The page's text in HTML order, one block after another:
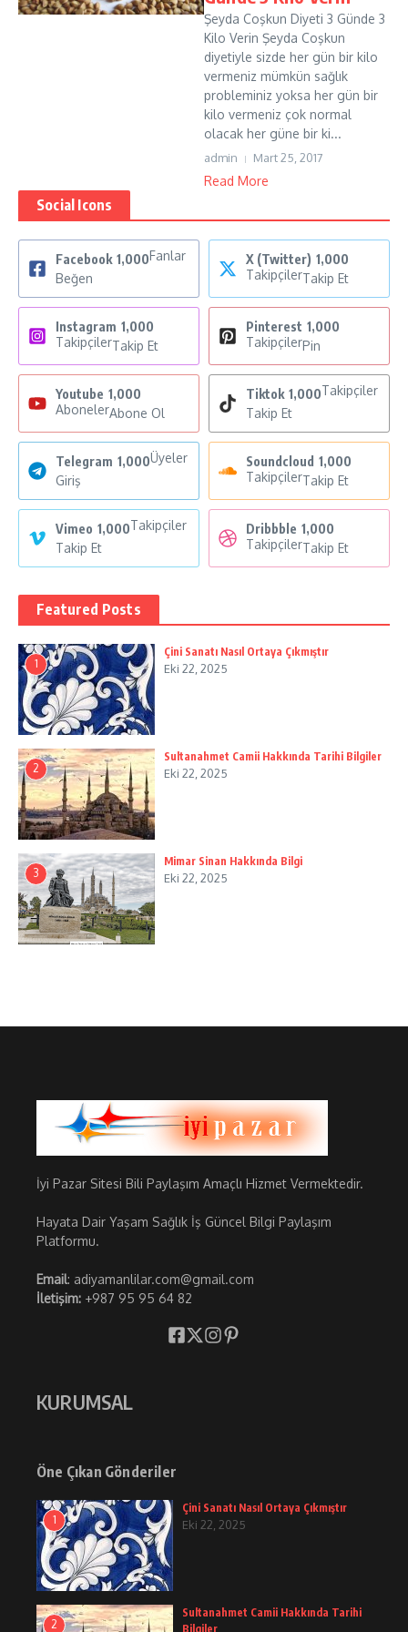
Şeyda Coşkun Diyeti 3 Günde 3
Kilo Verin Şeyda Coşkun
diyetiyle sizde her gün bir kilo
vermeniz mümkün sağlık
probleminiz yoksa her gün bir
kilo vermeniz çok normal
olacak her güne bir ki...
admin Mart 25, 2017
Read More
Social Icons
Facebook 1,000Fanlar
Beğen
X (Twitter) 1,000
TakipçilerTakip Et
Instagram 1,000
TakipçilerTakip Et
Pinterest 1,000
TakipçilerPin
Youtube 1,000
AbonelerAbone Ol
Tiktok 1,000Takipçiler
Takip Et
Telegram 1,000Üyeler
Giriş
Soundcloud 1,000
TakipçilerTakip Et
Vimeo 1,000Takipçiler
Takip Et
Dribbble 1,000
TakipçilerTakip Et
Featured Posts
1
Çini Sanatı Nasıl Ortaya Çıkmıştır
Eki 22, 2025
2
Sultanahmet Camii Hakkında Tarihi Bilgiler
Eki 22, 2025
3
Mimar Sinan Hakkında Bilgi
Eki 22, 2025
İyi Pazar Sitesi Bili Paylaşım Amaçlı Hizmet Vermektedir.
Hayata Dair Yaşam Sağlık İş Güncel Bilgi Paylaşım
Platformu.
Email: adiyamanlilar.com@gmail.com
İletişim: +987 95 95 64 82
KURUMSAL
Öne Çıkan Gönderiler
1
Çini Sanatı Nasıl Ortaya Çıkmıştır
Eki 22, 2025
2
Sultanahmet Camii Hakkında Tarihi
Bilgiler